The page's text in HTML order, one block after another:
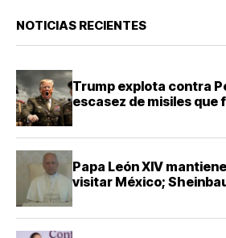
NOTICIAS RECIENTES
Trump explota contra
escasez de misiles que
Papa León XIV
visitar México;